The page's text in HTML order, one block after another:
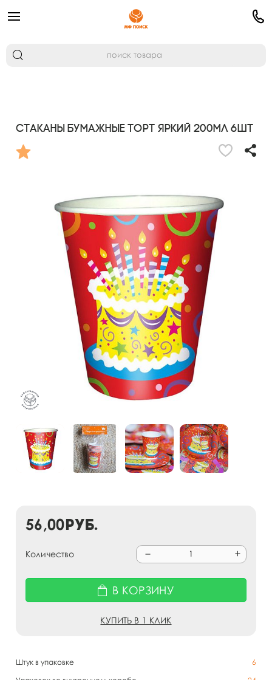
Стаканы бумажные Торт яркий 200мл 6шт
Штук в упаковке
6
56,00руб.
Количество
В КОРЗИНУ
КУПИТЬ В 1 КЛИК